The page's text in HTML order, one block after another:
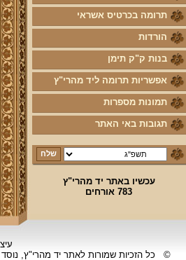
תרומה בכרטיס אשראי
הורדות
בנות ק"ק תימן
אפשריות תרומה ליד מהרי"ץ
תמונות מספרות
תגובות באי האתר
עכשיו באתר יד מהרי"ץ
783 אורחים
©
כל הזכיות שמורות לאתר יד מהרי"ץ,